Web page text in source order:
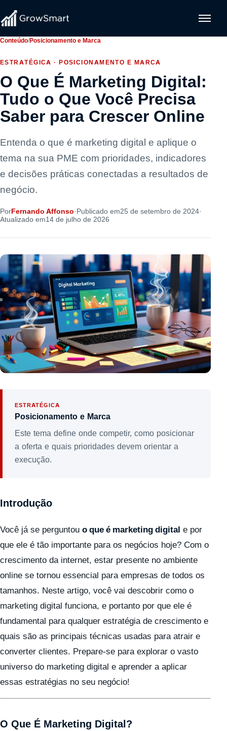
Conteúdo/Posicionamento e Marca
ESTRATÉGICA · POSICIONAMENTO E MARCA
O Que É Marketing Digital:
Tudo o Que Você Precisa
Saber para Crescer Online
Entenda o que é marketing digital e aplique o
tema na sua PME com prioridades, indicadores
e decisões práticas conectadas a resultados de
negócio.
PorFernando Affonso·Publicado em25 de setembro de 2024·
Atualizado em14 de julho de 2026
ESTRATÉGICA
Posicionamento e Marca
Este tema define onde competir, como posicionar
a oferta e quais prioridades devem orientar a
execução.
Introdução
Você já se perguntou o que é marketing digital e por
que ele é tão importante para os negócios hoje? Com o
crescimento da internet, estar presente no ambiente
online se tornou essencial para empresas de todos os
tamanhos. Neste artigo, você vai descobrir como o
marketing digital funciona, e portanto por que ele é
fundamental para qualquer estratégia de crescimento e
quais são as principais técnicas usadas para atrair e
converter clientes. Prepare-se para explorar o vasto
universo do marketing digital e aprender a aplicar
essas estratégias no seu negócio!
O Que É Marketing Digital?